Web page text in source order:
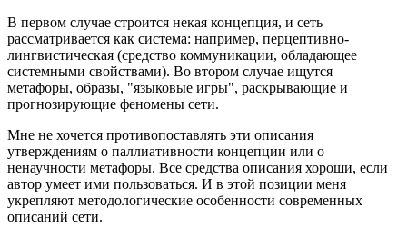
В первом случае строится некая концепция, и сеть
рассматривается как система: например, перцептивно-
лингвистическая (средство коммуникации, обладающее
системными свойствами). Во втором случае ищутся
метафоры, образы, "языковые игры", раскрывающие и
прогнозирующие феномены сети.
Мне не хочется противопоставлять эти описания
утверждениям о паллиативности концепции или о
ненаучности метафоры. Все средства описания хороши, если
автор умеет ими пользоваться. И в этой позиции меня
укрепляют методологические особенности современных
описаний сети.